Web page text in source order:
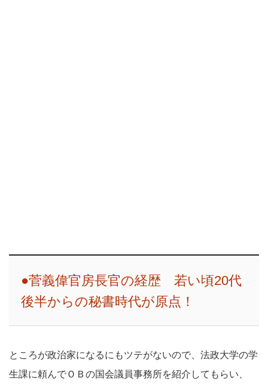
●菅義偉官房長官の経歴 若い頃20代
後半からの秘書時代が原点！
ところが政治家になるにもツテがないので、法政大学の学
生課に頼んでＯＢの国会議員事務所を紹介してもらい、